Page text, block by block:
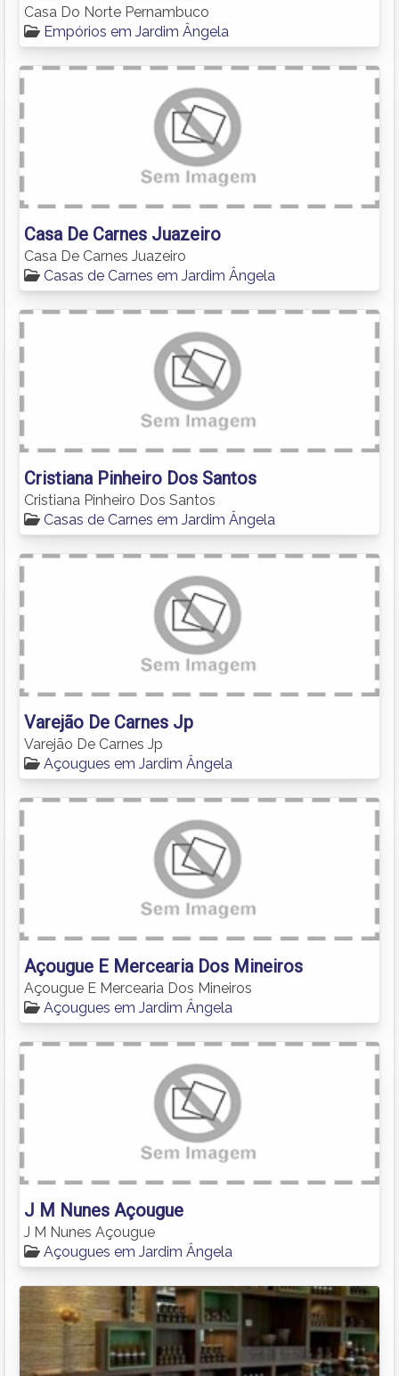
Casa Do Norte Pernambuco
Empórios em Jardim Ângela
Casa De Carnes Juazeiro
Casa De Carnes Juazeiro
Casas de Carnes em Jardim Ângela
Cristiana Pinheiro Dos Santos
Cristiana Pinheiro Dos Santos
Casas de Carnes em Jardim Ângela
Varejão De Carnes Jp
Varejão De Carnes Jp
Açougues em Jardim Ângela
Açougue E Mercearia Dos Mineiros
Açougue E Mercearia Dos Mineiros
Açougues em Jardim Ângela
J M Nunes Açougue
J M Nunes Açougue
Açougues em Jardim Ângela